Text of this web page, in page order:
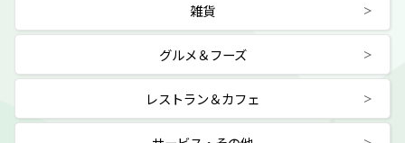
雑貨
グルメ＆フーズ
レストラン＆カフェ